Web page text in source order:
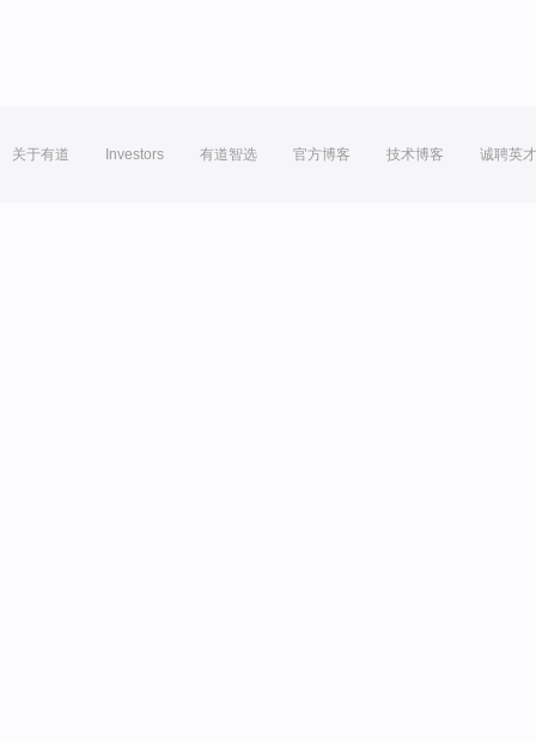
关于有道 Investors 有道智选 官方博客 技术博客 诚聘英才